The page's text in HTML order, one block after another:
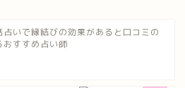
占いで縁結びの効果があると口コミの
おすすめ占い師